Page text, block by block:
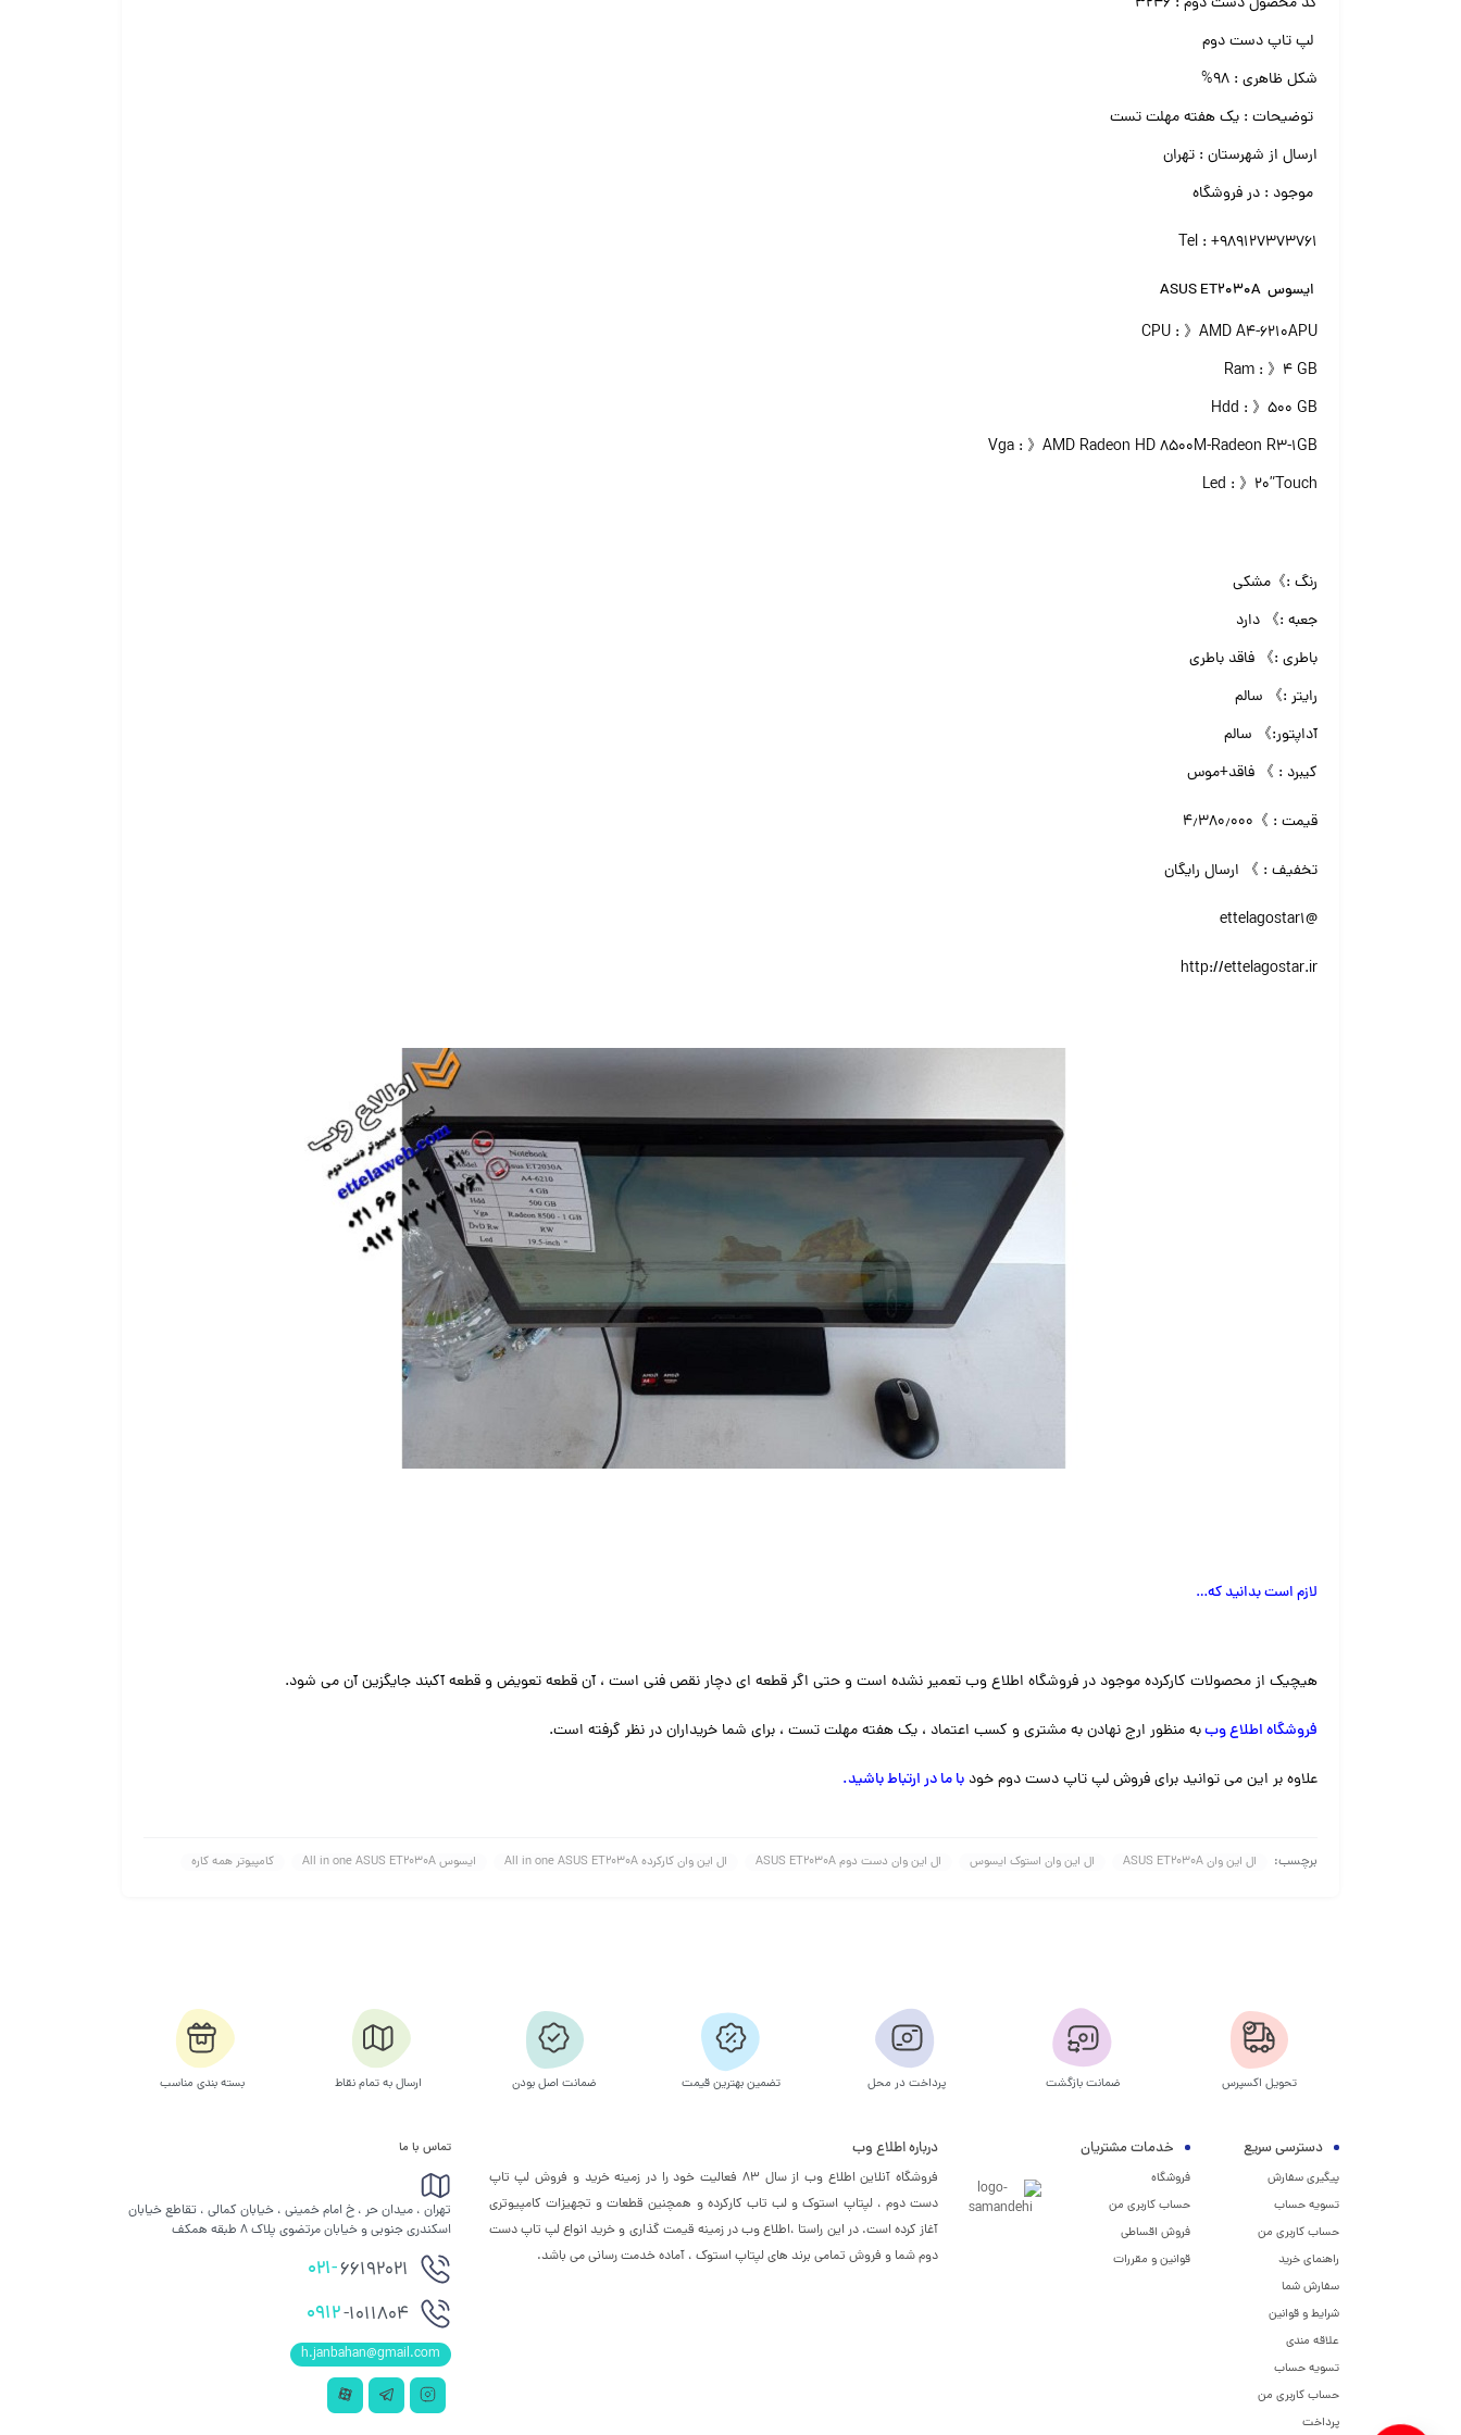
لپ تاپ دست دوم
شکل ظاهری : ۹۸%
توضیحات : یک هفته مهلت تست
ارسال از شهرستان : تهران
موجود : در فروشگاه
Tel : +989127373761
ایسوس ASUS ET2030A
CPU : 》AMD A4-6210APU
Ram : 》۴ GB
Hdd : 》۵۰۰ GB
Vga : 》AMD Radeon HD 8500M-Radeon R3-1GB
Led : 》۲۰”Touch
رنگ :》مشکی
جعبه :》 دارد
باطری :》 فاقد باطری
رایتر :》 سالم
آداپتور:》 سالم
کیبرد : 》 فاقد+موس
قیمت : 》۴٫۳۸۰٫۰۰۰
تخفیف : 》 ارسال رایگان
@ettelagostar1
http://ettelagostar.ir
لازم است بدانید که…
هیچیک از محصولات کارکرده موجود در فروشگاه اطلاع وب تعمیر نشده است و حتی اگر قطعه ای دچار نقص فنی است ، آن قطعه تعویض و قطعه آکبند جایگزین آن می شود.
فروشگاه اطلاع وببه منظور ارج نهادن به مشتری و کسب اعتماد ، یک هفته مهلت تست ، برای شما خریداران در نظر گرفته است.
علاوه بر این می توانید برای فروش لپ تاپ دست دوم خود با ما در ارتباط باشید.
برچسب: ال این وان ASUS ET2030A ال این وان استوک ایسوس ال این وان دست دوم ASUS ET2030A ال این وان کارکرده All in one ASUS ET2030A ایسوس All in one ASUS ET2030A کامپیوتر همه کاره
تحویل اکسپرس ضمانت بازگشت پرداخت در محل تضمین بهترین قیمت ضمانت اصل بودن ارسال به تمام نقاط بسته بندی مناسب
دسترسی سریع
پیگیری سفارش
تسویه حساب
حساب کاربری من
راهنمای خرید
سفارش شما
شرایط و قوانین
علاقه مندی
تسویه حساب
حساب کاربری من
پرداخت
خدمات مشتریان
فروشگاه
حساب کاربری من
فروش اقساطی
قوانین و مقررات
درباره اطلاع وب
فروشگاه آنلاین اطلاع وب از سال 83 فعالیت خود را در زمینه خرید و فروش لپ تاپ
دست دوم ، لپتاپ استوک و لب تاب کارکرده و همچنین قطعات و تجهیزات کامپیوتری
آغاز کرده است. در این راستا ،‌اطلاع وب در زمینه قیمت گذاری و خرید انواع لپ تاپ دست
دوم شما و فروش تمامی برند های لپتاپ استوک ، آماده خدمت رسانی می باشد.
تماس با ما
تهران ، میدان حر ، خ امام خمینی ، خیابان کمالی ، تقاطع خیابان
اسکندری جنوبی و خیابان مرتضوی پلاک 8 طبقه همکف
021-66192021
0912-1011804
h.janbahan@gmail.com